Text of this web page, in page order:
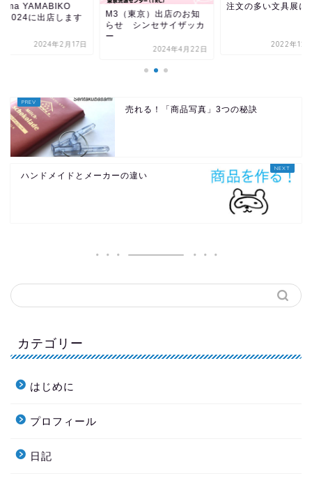
YAMABIKO
2024に出店します
2024年2月17日
M3（東京）出店のお知
らせ シンセサイザッカ
ー
2024年4月22日
注文の多い文具展に
2022年12
売れる！「商品写真」3つの秘訣
ハンドメイドとメーカーの違い
カテゴリー
はじめに
プロフィール
日記